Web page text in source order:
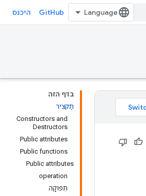
GitHub היכנס
בדף הזה
תַקצִיר
Constructors and
Destructors
Public attributes
Public functions
Public attributes
operation
תְפוּקָה